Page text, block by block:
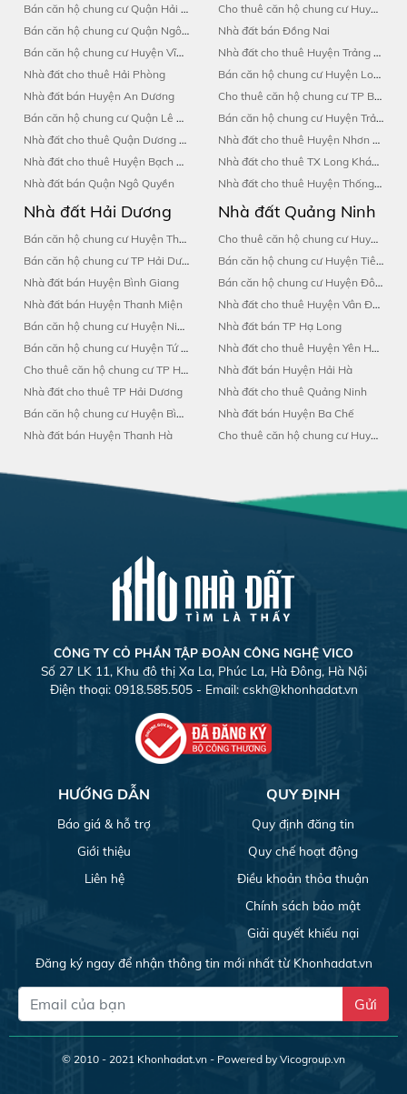
Bán căn hộ chung cư Quận Hải An
Bán căn hộ chung cư Quận Ngô Quyền
Bán căn hộ chung cư Huyện Vĩnh Bảo
Nhà đất cho thuê Hải Phòng
Nhà đất bán Huyện An Dương
Bán căn hộ chung cư Quận Lê Chân
Nhà đất cho thuê Quận Dương Kinh
Nhà đất cho thuê Huyện Bạch Long Vĩ
Nhà đất bán Quận Ngô Quyền
Cho thuê căn hộ chung cư Huyện Vĩnh Cửu
Nhà đất bán Đồng Nai
Nhà đất cho thuê Huyện Trảng Bom
Bán căn hộ chung cư Huyện Long Thành
Cho thuê căn hộ chung cư TP Biên hòa
Bán căn hộ chung cư Huyện Trảng Bom
Nhà đất cho thuê Huyện Nhơn Trạch
Nhà đất cho thuê TX Long Khánh
Nhà đất cho thuê Huyện Thống Nhất
Nhà đất Hải Dương
Bán căn hộ chung cư Huyện Thanh Hà
Bán căn hộ chung cư TP Hải Dương
Nhà đất bán Huyện Bình Giang
Nhà đất bán Huyện Thanh Miện
Bán căn hộ chung cư Huyện Ninh Giang
Bán căn hộ chung cư Huyện Tứ Kỳ
Cho thuê căn hộ chung cư TP Hải Dương
Nhà đất cho thuê TP Hải Dương
Bán căn hộ chung cư Huyện Bình Giang
Nhà đất bán Huyện Thanh Hà
Nhà đất Quảng Ninh
Cho thuê căn hộ chung cư Huyện Cô Tô
Bán căn hộ chung cư Huyện Tiên Yên
Bán căn hộ chung cư Huyện Đông Triều
Nhà đất cho thuê Huyện Vân Đồn
Nhà đất bán TP Hạ Long
Nhà đất cho thuê Huyện Yên Hưng
Nhà đất bán Huyện Hải Hà
Nhà đất cho thuê Quảng Ninh
Nhà đất bán Huyện Ba Chế
Cho thuê căn hộ chung cư Huyện Yên Hưng
CÔNG TY CỎ PHẦN TẬP ĐOÀN CÔNG NGHỆ VICO
Số 27 LK 11, Khu đô thị Xa La, Phúc La, Hà Đông, Hà Nội
Điện thoại: 0918.585.505 - Email: cskh@khonhadat.vn
HƯỚNG DẪN
Báo giá & hỗ trợ
Giới thiệu
Liên hệ
QUY ĐỊNH
Quy định đăng tin
Quy chế hoạt động
Điều khoản thỏa thuận
Chính sách bảo mật
Giải quyết khiếu nại
Đăng ký ngay để nhận thông tin mới nhất từ Khonhadat.vn
Gửi
© 2010 - 2021 Khonhadat.vn - Powered by Vicogroup.vn